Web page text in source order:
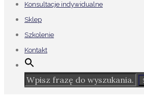
Konsultacje indywidualne
Sklep
Szkolenie
Kontakt